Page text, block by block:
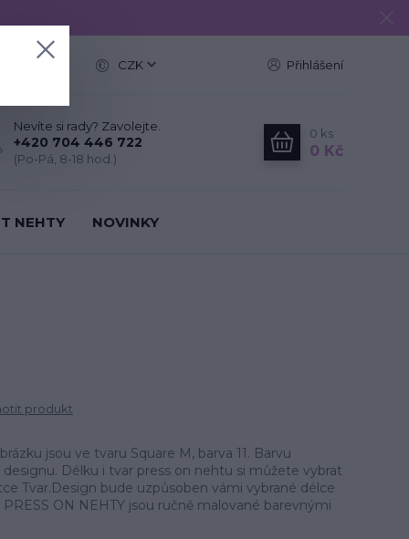
CZK Přihlášení
Nevíte si rady? Zavolejte.
+420 704 446 722
(Po-Pá, 8-18 hod.)
0 ks
0 Kč
NEHTY NOVINKY
produkt
jsou ve tvaru Square M, barva 11. Barvu
Délku i tvar press on nehtu si můžete vybrat
Tvar.Design bude uzpůsoben vámi vybrané délce
ON NEHTY jsou ručně malované barevnými